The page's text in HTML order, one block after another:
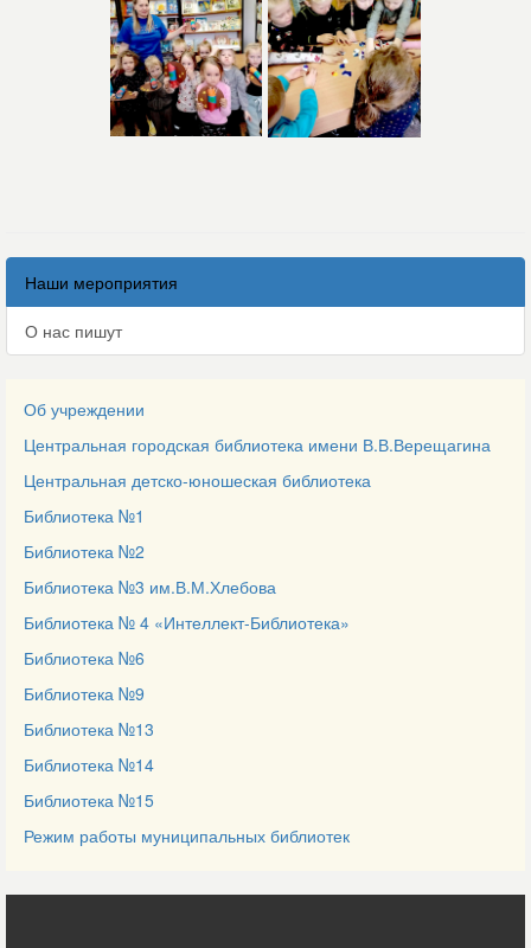
Наши мероприятия
О нас пишут
Об учреждении
Центральная городская библиотека имени В.В.Верещагина
Центральная детско-юношеская библиотека
Библиотека №1
Библиотека №2
Библиотека №3 им.В.М.Хлебова
Библиотека № 4 «Интеллект-Библиотека»
Библиотека №6
Библиотека №9
Библиотека №13
Библиотека №14
Библиотека №15
Режим работы муниципальных библиотек